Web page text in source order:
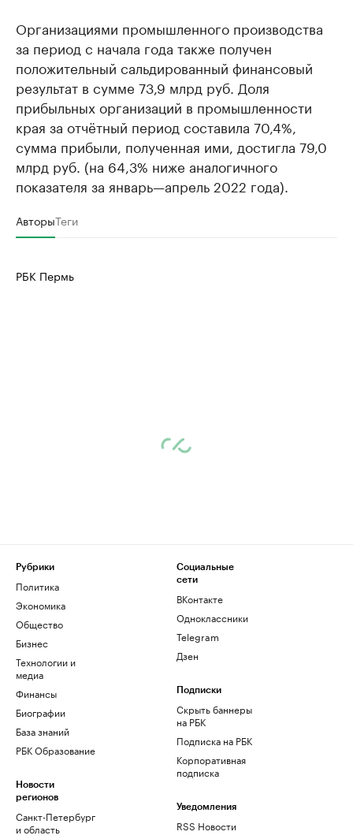
Организациями промышленного производства
за период с начала года также получен
положительный сальдированный финансовый
результат в сумме 73,9 млрд руб. Доля
прибыльных организаций в промышленности
края за отчётный период составила 70,4%,
сумма прибыли, полученная ими, достигла 79,0
млрд руб. (на 64,3% ниже аналогичного
показателя за январь—апрель 2022 года).
АвторыТеги
РБК Пермь
Рубрики
Политика
Экономика
Общество
Бизнес
Технологии и
медиа
Финансы
Биографии
База знаний
РБК Образование
Новости
регионов
Санкт-Петербург
и область
Социальные
сети
ВКонтакте
Одноклассники
Telegram
Дзен
Подписки
Скрыть баннеры
на РБК
Подписка на РБК
Корпоративная
подписка
Уведомления
RSS Новости